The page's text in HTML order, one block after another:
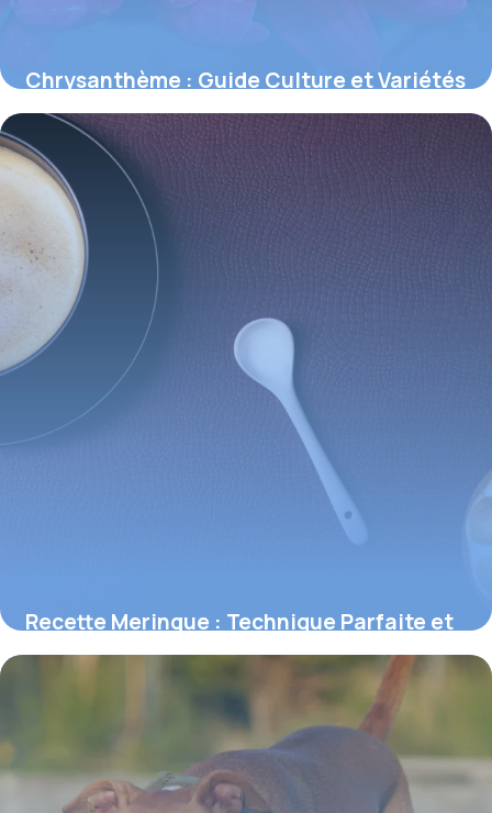
Chrysanthème : Guide Culture et Variétés
2026
3 juin 2026
Recette Meringue : Technique Parfaite et
Astuces